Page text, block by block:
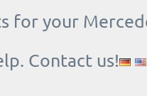
your
Contact us!